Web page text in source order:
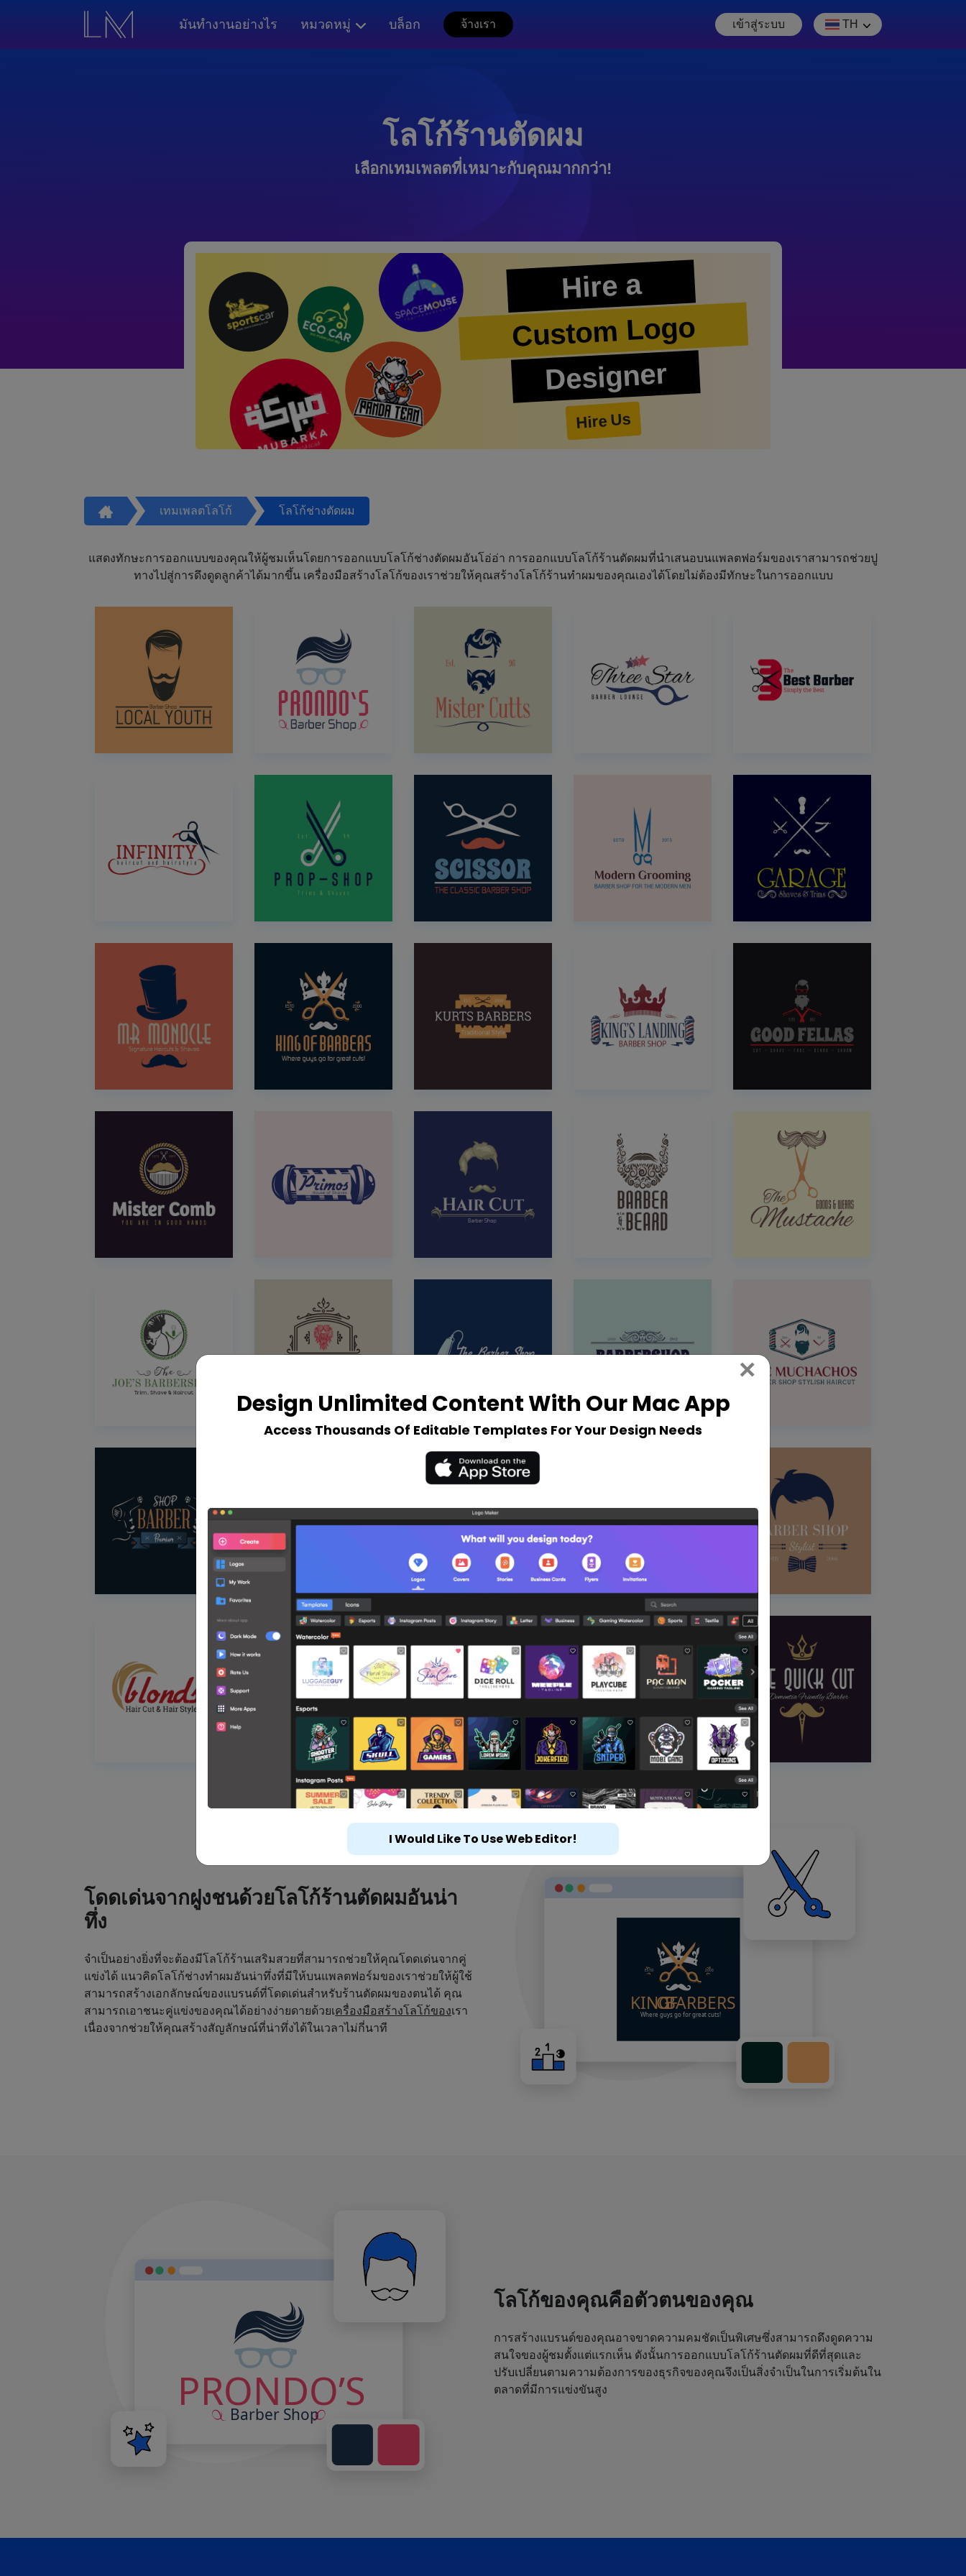
มันทำงานอย่างไร หมวดหมู่ บล็อก จ้างเรา เข้าสู่ระบบ TH
โลโก้ร้านตัดผม
เลือกเทมเพลตที่เหมาะกับคุณมากกว่า!
Hire a
Custom Logo
Designer
Hire Us
เทมเพลตโลโก้ โลโก้ช่างตัดผม
แสดงทักษะการออกแบบของคุณให้ผู้ชมเห็นโดยการออกแบบโลโก้ช่างตัดผมอันโอ่อ่า การออกแบบโลโก้ร้านตัดผมที่นำเสนอบนแพลตฟอร์มของเราสามารถช่วยปู
ทางไปสู่การดึงดูดลูกค้าได้มากขึ้น เครื่องมือสร้างโลโก้ของเราช่วยให้คุณสร้างโลโก้ร้านทำผมของคุณเองได้โดยไม่ต้องมีทักษะในการออกแบบ
โดดเด่นจากฝูงชนด้วยโลโก้ร้านตัดผมอันน่า
ทึ่ง
จำเป็นอย่างยิ่งที่จะต้องมีโลโก้ร้านเสริมสวยที่สามารถช่วยให้คุณโดดเด่นจากคู่
แข่งได้ แนวคิดโลโก้ช่างทำผมอันน่าทึ่งที่มีให้บนแพลตฟอร์มของเราช่วยให้ผู้ใช้
สามารถสร้างเอกลักษณ์ของแบรนด์ที่โดดเด่นสำหรับร้านตัดผมของตนได้ คุณ
สามารถเอาชนะคู่แข่งของคุณได้อย่างง่ายดายด้วยเครื่องมือสร้างโลโก้ของเรา
เนื่องจากช่วยให้คุณสร้างสัญลักษณ์ที่น่าทึ่งได้ในเวลาไม่กี่นาที
โลโก้ของคุณคือตัวตนของคุณ
การสร้างแบรนด์ของคุณอาจขาดความคมชัดเป็นพิเศษซึ่งสามารถดึงดูดความ
สนใจของผู้ชมตั้งแต่แรกเห็น ดังนั้นการออกแบบโลโก้ร้านตัดผมที่ดีที่สุดและ
ปรับเปลี่ยนตามความต้องการของธุรกิจของคุณจึงเป็นสิ่งจำเป็นในการเริ่มต้นใน
ตลาดที่มีการแข่งขันสูง
Design Unlimited Content With Our Mac App
Access Thousands Of Editable Templates For Your Design Needs
× Close
I Would Like To Use Web Editor!